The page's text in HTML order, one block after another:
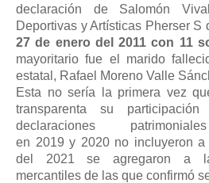
declaración de Salomón
Deportivas y Artísticas Pherser S
27 de enero del 2011 con 11
mayoritario fue el marido
estatal, Rafael Moreno Valle
Esta no sería la primera vez
transparenta su
declaraciones
en 2019 y 2020 no incluyeron a
del 2021 se agregaron a
mercantiles de las que confirmó